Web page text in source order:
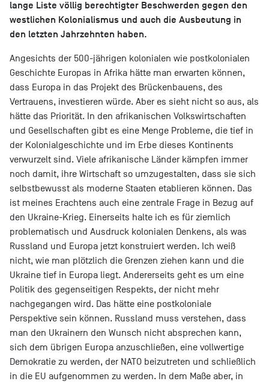
lange Liste völlig berechtigter Beschwerden gegen den
westlichen Kolonialismus und auch die Ausbeutung in
den letzten Jahrzehnten haben.
Angesichts der 500-jährigen kolonialen wie postkolonialen
Geschichte Europas in Afrika hätte man erwarten können,
dass Europa in das Projekt des Brückenbauens, des
Vertrauens, investieren würde. Aber es sieht nicht so aus, als
hätte das Priorität. In den afrikanischen Volkswirtschaften
und Gesellschaften gibt es eine Menge Probleme, die tief in
der Kolonialgeschichte und im Erbe dieses Kontinents
verwurzelt sind. Viele afrikanische Länder kämpfen immer
noch damit, ihre Wirtschaft so umzugestalten, dass sie sich
selbstbewusst als moderne Staaten etablieren können. Das
ist meines Erachtens auch eine zentrale Frage in Bezug auf
den Ukraine-Krieg. Einerseits halte ich es für ziemlich
problematisch und Ausdruck kolonialen Denkens, als was
Russland und Europa jetzt konstruiert werden. Ich weiß
nicht, wie man plötzlich die Grenzen ziehen kann und die
Ukraine tief in Europa liegt. Andererseits geht es um eine
Politik des gegenseitigen Respekts, der nicht mehr
nachgegangen wird. Das hätte eine postkoloniale
Perspektive sein können. Russland muss verstehen, dass
man den Ukrainern den Wunsch nicht absprechen kann,
sich dem übrigen Europa anzuschließen, eine vollwertige
Demokratie zu werden, der NATO beizutreten und schließlich
in die EU aufgenommen zu werden. In dem Maße aber, in